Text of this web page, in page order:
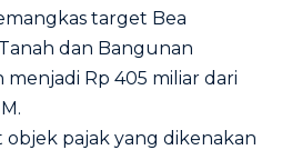
target Bea
dan Bangunan
Rp 405 miliar dari
pajak yang dikenakan